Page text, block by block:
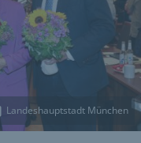
Landeshauptstadt München